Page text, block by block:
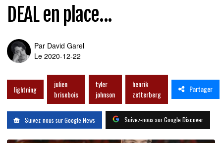
DEAL en place...
Par David Garel
Le 2020-12-22
lightning
julien
brisebois
tyler
johnson
henrik
zetterberg
Partager
Suivez-nous sur Google News Suivez-nous sur Google Discover